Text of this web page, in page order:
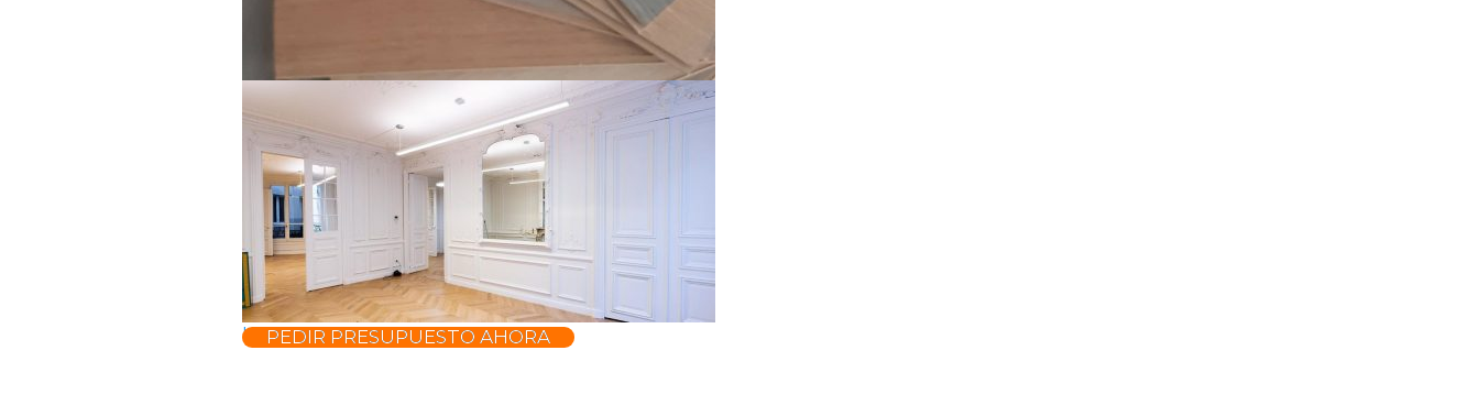
parquet o tarima
bricodepot parquet
PEDIR PRESUPUESTO AHORA